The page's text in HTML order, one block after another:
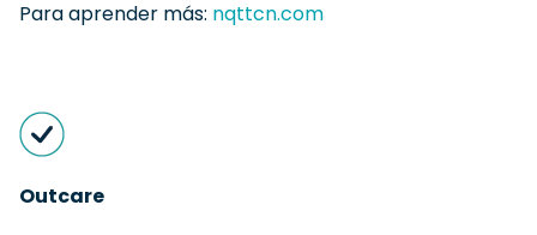
Para aprender más: nqttcn.com
Outcare